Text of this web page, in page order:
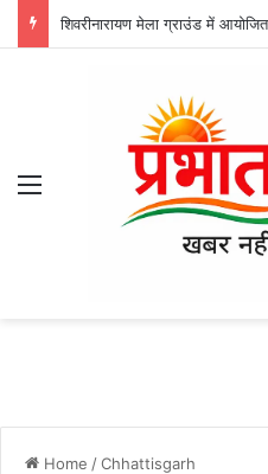
Menu
Home /Chhattisgarh